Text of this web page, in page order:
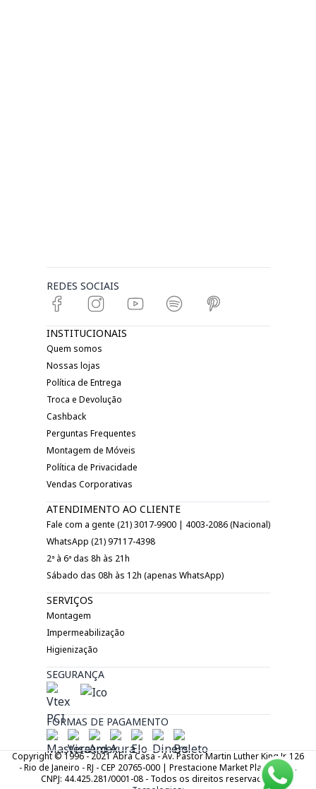
REDES SOCIAIS
INSTITUCIONAIS
Quem somos
Nossas lojas
Política de Entrega
Troca e Devolução
Cashback
Perguntas Frequentes
Montagem de Móveis
Política de Privacidade
Vendas Corporativas
ATENDIMENTO AO CLIENTE
Fale com a gente (21) 3017-9900 | 4003-2086 (Nacional)
WhatsApp (21) 97117-4398
2ª à 6ª das 8h às 21h
Sábado das 08h às 12h (apenas WhatsApp)
SERVIÇOS
Montagem
Impermeabilização
Higienização
SEGURANÇA
FORMAS DE PAGAMENTO
Copyright © 1996 - 2021 Abra Casa - Av. Pastor Martin Luther King Jr. 126
- Rio de Janeiro - RJ - CEP 20765-000 | Prestacione Market Place LTDA.
CNPJ: 44.425.281/0001-08 - Todos os direitos reservados.